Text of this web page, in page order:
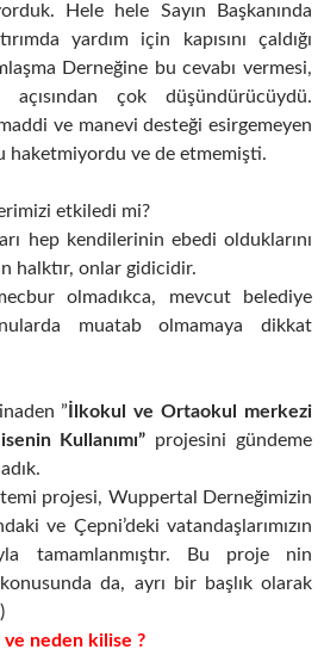
Hele hele Sayın Başkanında
yardım için kapısını çaldığı
Derneğine bu cevabı vermesi,
açısından çok düşündürücüydü.
ve manevi desteği esirgemeyen
haketmiyordu ve de etmemişti.
etkiledi mi?
hep kendilerinin ebedi olduklarını
halktır, onlar gidicidir.
olmadıkca, mevcut belediye
muatab olmamaya dikkat
” İlkokul ve Ortaokul merkezi
Kullanımı” projesini gündeme
projesi, Wuppertal Derneğimizin
ve Çepni’deki vatandaşlarımızın
tamamlanmıştır. Bu proje nin
da, ayrı bir başlık olarak
ve neden kilise ?